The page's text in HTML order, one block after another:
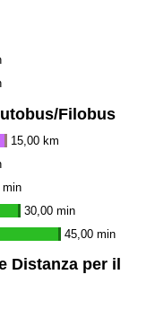
Filobus
15,00 km
min
30,00 min
45,00 min
Distanza per il